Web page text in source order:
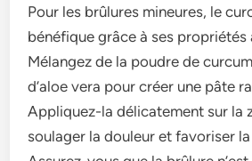
Pour les brûlures mineures, le
bénéfique grâce à ses propriétés
Mélangez de la poudre de
d’aloe vera pour créer une pâte
Appliquez-la délicatement sur la
soulager la douleur et favoriser